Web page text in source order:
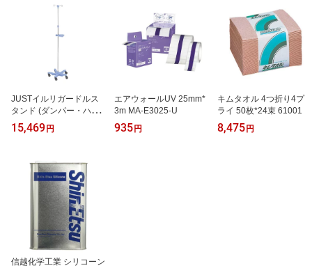
JUSTイルリガードルス
タンド (ダンパー・ハン
ドル付き) フック2本 JIV-
2【recommend】
15,469 円
エアウォールUV 25mm*
3m MA-E3025-U
935 円
キムタオル 4つ折り4プ
ライ 50枚*24束 61001
8,475 円
信越化学工業 シリコーン